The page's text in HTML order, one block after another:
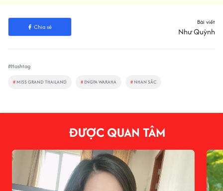
Chia sẻ
Bài viết
Như Quỳnh
#Hashtag
# MISS GRAND THAILAND # ENGFA WARAHA # NHAN SẮC
ĐƯỢC QUAN TÂM